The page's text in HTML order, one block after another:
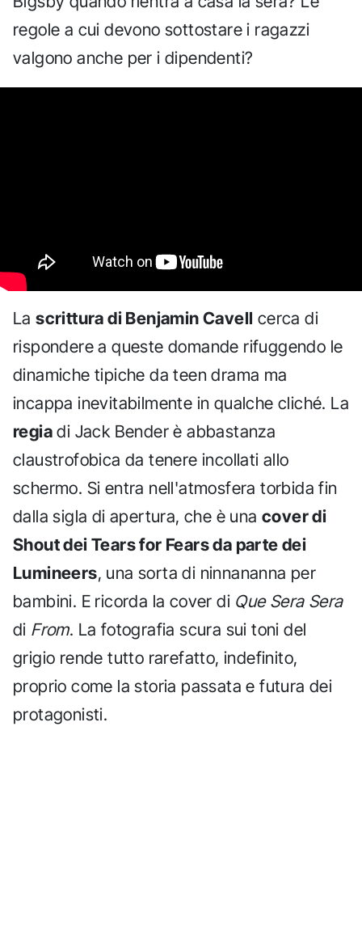
regole a cui devono sottostare i ragazzi
valgono anche per i dipendenti?
Lascrittura di Benjamin Cavell cerca di
rispondere a queste domande rifuggendo le
dinamiche tipiche da teen drama ma
incappa inevitabilmente in qualche cliché. La
regia di Jack Bender è abbastanza
claustrofobica da tenere incollati allo
schermo. Si entra nell'atmosfera torbida fin
dalla sigla di apertura, che è una cover di
Shout dei Tears for Fears da parte dei
Lumineers, una sorta di ninnananna per
bambini. E ricorda la cover di Que Sera Sera
di From. La fotografia scura sui toni del
grigio rende tutto rarefatto, indefinito,
proprio come la storia passata e futura dei
protagonisti.